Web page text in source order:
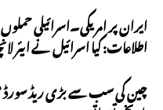
ایران پر امریکی۔اسرائیلی
اطلاعات: کیا اسرائیل نے ایئر